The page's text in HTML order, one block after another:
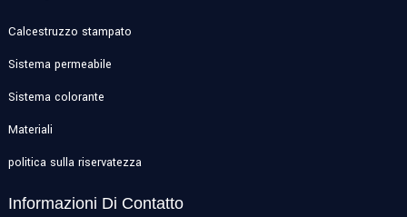
Calcestruzzo stampato
Sistema permeabile
Sistema colorante
Materiali
politica sulla riservatezza
Informazioni Di Contatto